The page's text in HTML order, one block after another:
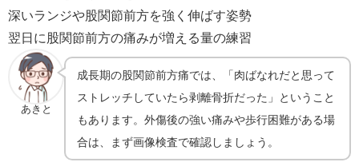
深いランジや股関節前方を強く伸ばす姿勢
翌日に股関節前方の痛みが増える量の練習
あきと
成長期の股関節前方痛では、「肉ばなれだと思って
ストレッチしていたら剥離骨折だった」ということ
もあります。外傷後の強い痛みや歩行困難がある場
合は、まず画像検査で確認しましょう。